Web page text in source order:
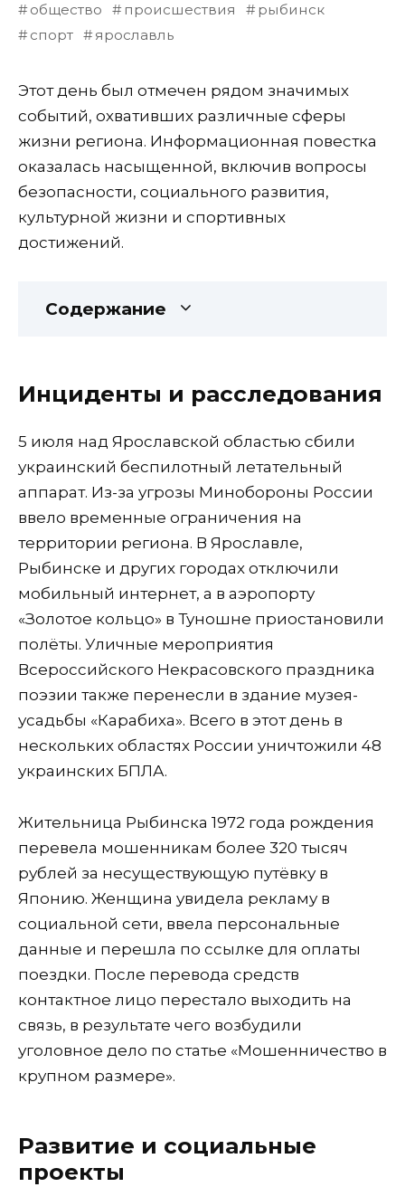
общество
происшествия
рыбинск
спорт
ярославль
Этот день был отмечен рядом значимых
событий, охвативших различные сферы
жизни региона. Информационная повестка
оказалась насыщенной, включив вопросы
безопасности, социального развития,
культурной жизни и спортивных
достижений.
Содержание
Инциденты и расследования
5 июля над Ярославской областью сбили
украинский беспилотный летательный
аппарат. Из-за угрозы Минобороны России
ввело временные ограничения на
территории региона. В Ярославле,
Рыбинске и других городах отключили
мобильный интернет, а в аэропорту
«Золотое кольцо» в Туношне приостановили
полёты. Уличные мероприятия
Всероссийского Некрасовского праздника
поэзии также перенесли в здание музея-
усадьбы «Карабиха». Всего в этот день в
нескольких областях России уничтожили 48
украинских БПЛА.
Жительница Рыбинска 1972 года рождения
перевела мошенникам более 320 тысяч
рублей за несуществующую путёвку в
Японию. Женщина увидела рекламу в
социальной сети, ввела персональные
данные и перешла по ссылке для оплаты
поездки. После перевода средств
контактное лицо перестало выходить на
связь, в результате чего возбудили
уголовное дело по статье «Мошенничество в
крупном размере».
Развитие и социальные
проекты